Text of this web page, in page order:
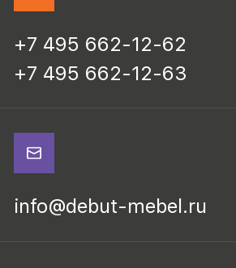
+7 495 662-12-62
+7 495 662-12-63
info@debut-mebel.ru